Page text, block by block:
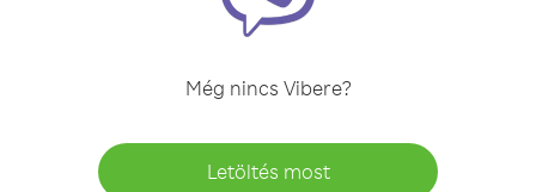
Még nincs Vibere?
Letöltés most